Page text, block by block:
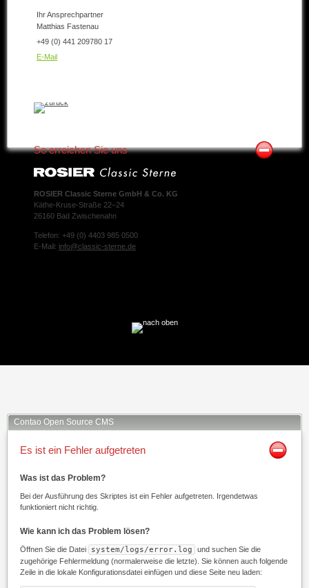
Ihr Ansprechpartner
Matthias Fastenau
+49 (0) 441 209780 17
E-Mail
So erreichen Sie uns
ROSIER Classic Sterne GmbH & Co. KG
Käthe-Kruse-Straße 22–24
26160 Bad Zwischenahn
Telefon: +49 (0) 4403 985 0500
E-Mail: info@classic-sterne.de
Contao Open Source CMS
Es ist ein Fehler aufgetreten
Was ist das Problem?
Bei der Ausführung des Skriptes ist ein Fehler aufgetreten. Irgendetwas
funktioniert nicht richtig.
Wie kann ich das Problem lösen?
Öffnen Sie die Datei system/logs/error.log
und suchen Sie die
zugehörige Fehlermeldung (normalerweise die letzte). Sie können auch folgende
Zeile in die lokale Konfigurationsdatei einfügen und diese Seite neu laden: